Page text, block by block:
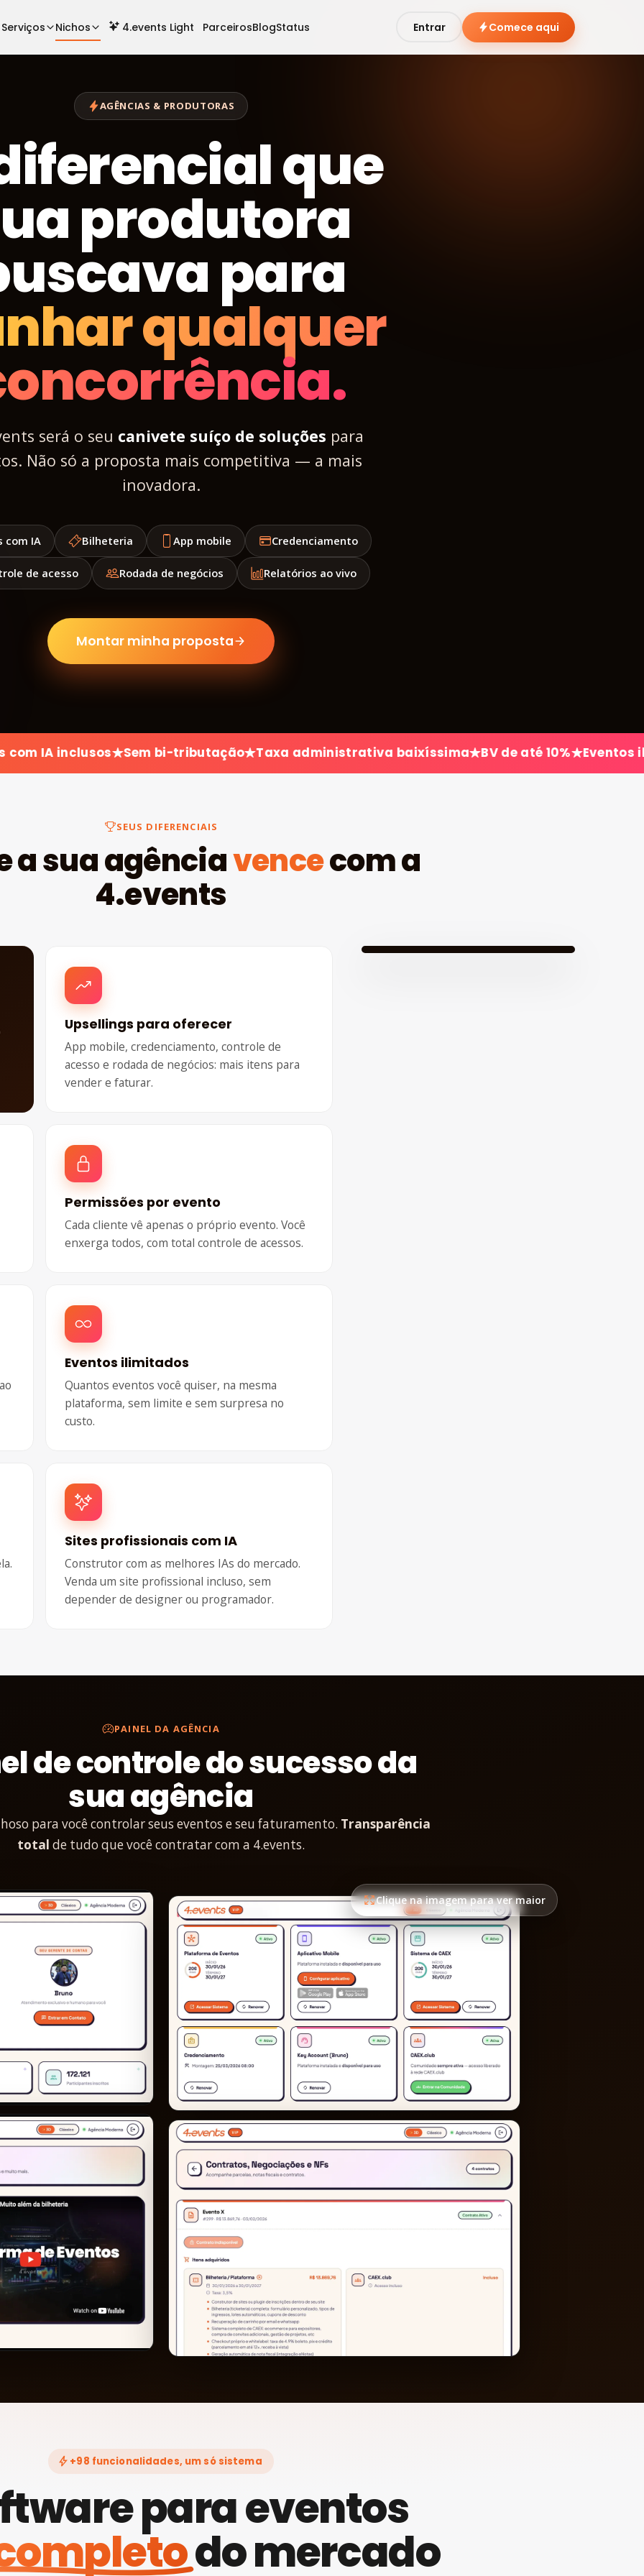
Serviços Nichos 4.events Light ParceirosBlogStatus Entrar Comece aqui
AGÊNCIAS & PRODUTORAS
que
produtora
para
qualquer
será o seu canivete suíço de soluções para
Não só a proposta mais competitiva — a mais
inovadora.
com IA Bilheteria App mobile Credenciamento
de acesso Rodada de negócios Relatórios ao vivo
Montar minha proposta
Sem bi-tributação Taxa administrativa baixíssima BV de até 10% Eventos ilimitados
SEUS DIFERENCIAIS
a sua agênciavencecom a
4.events
Upsellings para oferecer
App mobile, credenciamento, controle de
acesso e rodada de negócios: mais itens para
vender e faturar.
Permissões por evento
Cada cliente vê apenas o próprio evento. Você
enxerga todos, com total controle de acessos.
Eventos ilimitados
Quantos eventos você quiser, na mesma
plataforma, sem limite e sem surpresa no
custo.
Sites profissionais com IA
Construtor com as melhores IAs do mercado.
Venda um site profissional incluso, sem
depender de designer ou programador.
PAINEL DA AGÊNCIA
de controle do sucesso da
sua agência
para você controlar seus eventos e seu faturamento. Transparência
total de tudo que você contratar com a 4.events.
Clique na imagem para ver maior
bolt +98 funcionalidades, um só sistema
para eventos
do mercado